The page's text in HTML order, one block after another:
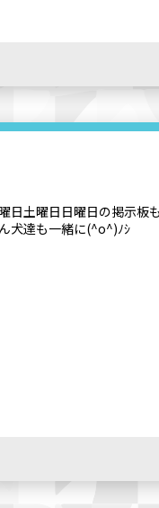
日土曜日日曜日の掲示
犬達も一緒に(^o^)ﾉｼ